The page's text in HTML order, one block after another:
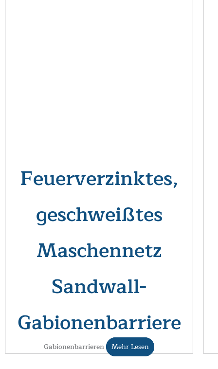
Feuerverzinktes,
geschweißtes
Maschennetz
Sandwall-
Gabionenbarriere
Gabionenbarrieren Mehr Lesen